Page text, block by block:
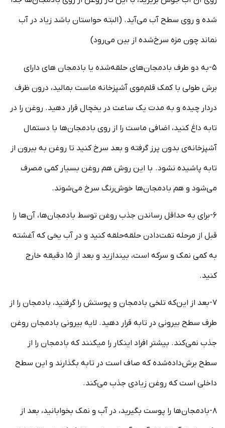
شده و روی سطح آب می‌آید. (البته حواستان باشد زیاد در آب
نماند چون مزه سرخ‌شده از بین می‌رود)
۵-به دو طرف بادمجان‌های حلقه‌شده یا بادمجان ‌های دارای
برش طولی با کمک قلم‌موی آشپزخانه ماست بمالید، درون ظرف
دردار چیده و به مدت یک ساعت در یخچال قرار دهید. روغن را در
تابه داغ کنید، اضافی ماست را از روی بادمجان‌ها با دستمال
آشپزخانه‌ی بدون پرز گرفته و بعد سرخ کنید تا روغن به بیرون از
تابه پاشیده نشود. با این روش هم روغن بسیار کمی مصرف
می‌شود و هم بادمجان‌ها خوش‌رنگ سرخ می‌شوند.
۶-برای به حداقل رساندن جذب روغن توسط بادمجان‌ها، آن‌ها را
قبل از مرحله تفت‌دادن حلقه‌حلقه کنید و در آب یخی که آغشته
به کمی نمک و سرکه است، بیندازید و بعد از ۱۵ دقیقه خارج
کنید.
۷-بعد از این‌که تلخی بادمجان و پوستش را گرفتید، بادمجان را از
طرف سطح بیرونی در تابه قرار دهید. لایه بیرونی بادمجان روغن
جذب نمی‌کند. بیشتر افراد اینکار را میکنند که بادمجان را از
سطح برش‌داده‌شده که صاف است در تابه بگذارند و این سطح
داخلی است که روغن زیادی جذب می‌کند.
۸-بادمجان‌ها را پوست بگیرید، در آب و نمک بخوابانید، بعد از